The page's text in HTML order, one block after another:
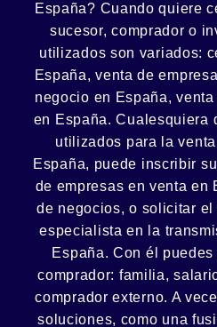
España? Cuando quiere
sucesor, comprador o
utilizados son variados:
España, venta de
negocio en España, venta
en España. Cualesquiera
utilizados para la
España, puede inscribir
de empresas en venta en
de negocios, o solicitar el
especialista en la
España. Con él
comprador: familia,
comprador externo. A
soluciones, como una